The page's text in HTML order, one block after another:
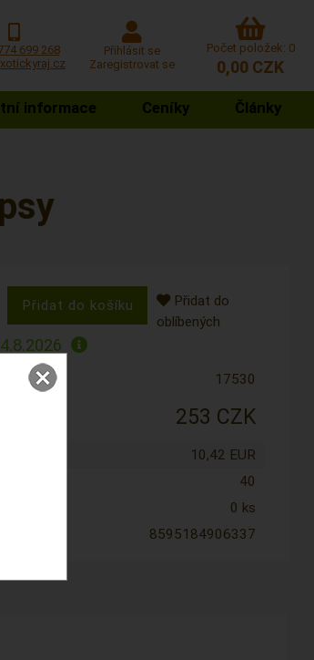
699 268
Přihlásit se
Zaregistrovat se
Počet položek: 0
0,00 CZK
informace Ceníky Články
Přidat do
oblíbených
17530
253 CZK
10,42 EUR
40
0 ks
8595184906337